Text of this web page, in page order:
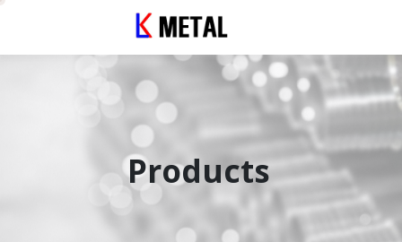
Products